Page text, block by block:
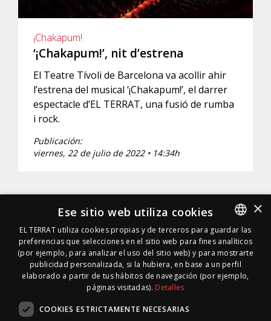
¡Chakapum!
‘¡Chakapum!’, nit d’estrena
El Teatre Tívoli de Barcelona va acollir ahir
l’estrena del musical ‘¡Chakapum!’, el darrer
espectacle d’EL TERRAT, una fusió de rumba
i rock.
Publicación:
viernes, 22 de julio de 2022 • 14:34h
SPANISH
SPANISH
×
Ese sitio web utiliza cookies
EL TERRAT utiliza cookies propias y de terceros para guardar las
preferencias que selecciones en el sitio web para fines analíticos
(por ejemplo, para analizar el uso del sitio web) y para mostrarte
publicidad personalizada, si la hubiera, en base a un perfil
elaborado a partir de tus hábitos de navegación (por ejemplo,
páginas visitadas). Detalles
COOKIES ESTRICTAMENTE NECESARIAS